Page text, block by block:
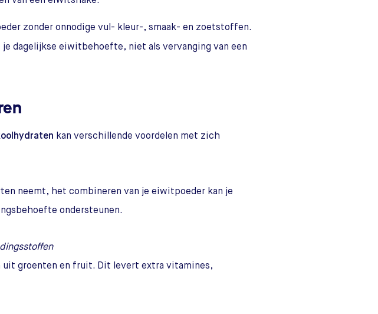
zonder onnodige vul- kleur-, smaak- en zoetstoffen.
dagelijkse eiwitbehoefte, niet als vervanging van een
kan verschillende voordelen met zich
neemt, het combineren van je eiwitpoeder kan je
ondersteunen.
groenten en fruit. Dit levert extra vitamines,